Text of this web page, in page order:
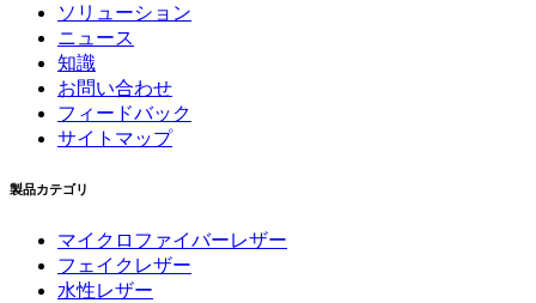
ソリューション
ニュース
知識
お問い合わせ
フィードバック
サイトマップ
製品カテゴリ
マイクロファイバーレザー
フェイクレザー
水性レザー